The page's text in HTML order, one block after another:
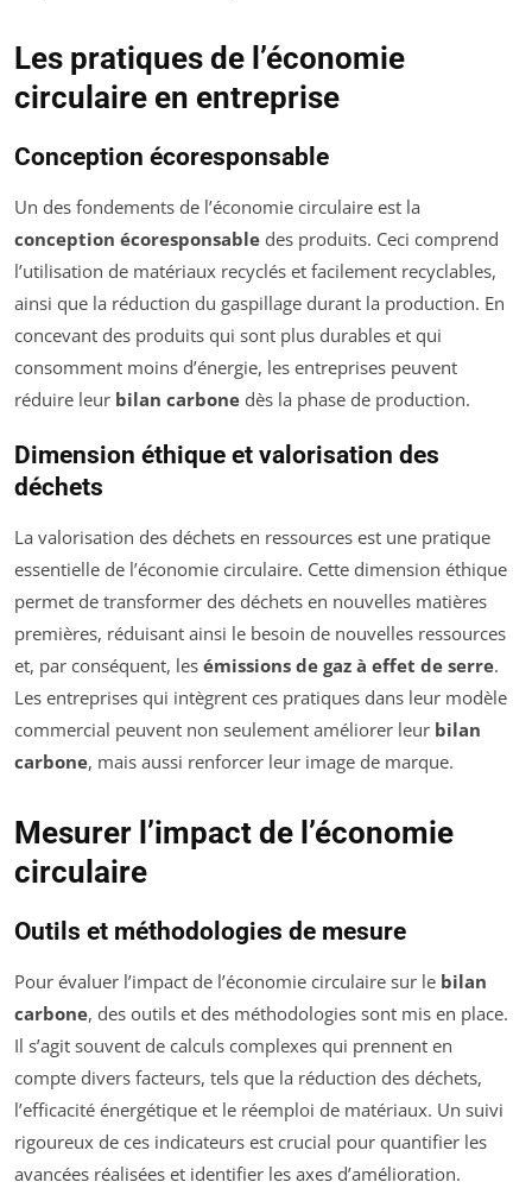
Les pratiques de l’économie
circulaire en entreprise
Conception écoresponsable
Un des fondements de l’économie circulaire est la
conception écoresponsable des produits. Ceci comprend
l’utilisation de matériaux recyclés et facilement recyclables,
ainsi que la réduction du gaspillage durant la production. En
concevant des produits qui sont plus durables et qui
consomment moins d’énergie, les entreprises peuvent
réduire leur bilan carbone dès la phase de production.
Dimension éthique et valorisation des
déchets
La valorisation des déchets en ressources est une pratique
essentielle de l’économie circulaire. Cette dimension éthique
permet de transformer des déchets en nouvelles matières
premières, réduisant ainsi le besoin de nouvelles ressources
et, par conséquent, les émissions de gaz à effet de serre.
Les entreprises qui intègrent ces pratiques dans leur modèle
commercial peuvent non seulement améliorer leur bilan
carbone, mais aussi renforcer leur image de marque.
Mesurer l’impact de l’économie
circulaire
Outils et méthodologies de mesure
Pour évaluer l’impact de l’économie circulaire sur le bilan
carbone, des outils et des méthodologies sont mis en place.
Il s’agit souvent de calculs complexes qui prennent en
compte divers facteurs, tels que la réduction des déchets,
l’efficacité énergétique et le réemploi de matériaux. Un suivi
rigoureux de ces indicateurs est crucial pour quantifier les
avancées réalisées et identifier les axes d’amélioration.